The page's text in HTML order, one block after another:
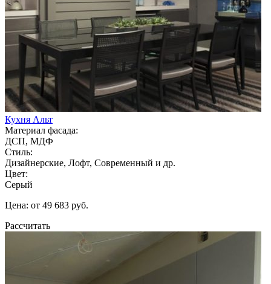
Кухня Альт
Материал фасада:
ДСП, МДФ
Стиль:
Дизайнерские, Лофт, Современный и др.
Цвет:
Серый
Цена: от 49 683 руб.
Рассчитать